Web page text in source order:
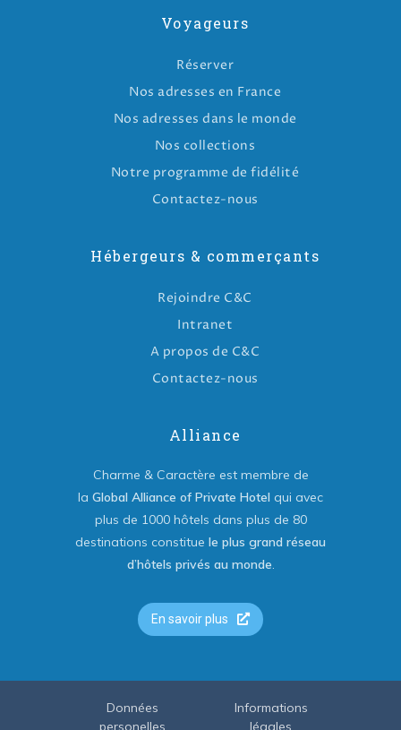
Voyageurs
Réserver
Nos adresses en France
Nos adresses dans le monde
Nos collections
Notre programme de fidélité
Contactez-nous
Hébergeurs & commerçants
Rejoindre C&C
Intranet
A propos de C&C
Contactez-nous
Alliance
Charme & Caractère est membre de
la Global Alliance of Private Hotel qui avec
plus de 1000 hôtels dans plus de 80
destinations constitue le plus grand réseau
d’hôtels privés au monde.
En savoir plus
Données
personelles
Informations
légales